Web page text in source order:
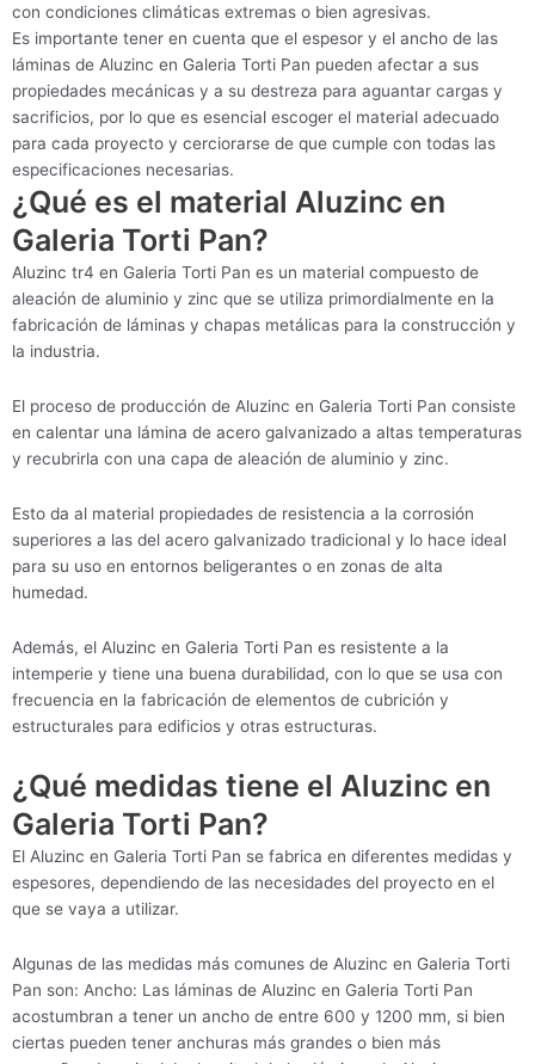
con condiciones climáticas extremas o bien agresivas.
Es importante tener en cuenta que el espesor y el ancho de las
láminas de Aluzinc en Galeria Torti Pan pueden afectar a sus
propiedades mecánicas y a su destreza para aguantar cargas y
sacrificios, por lo que es esencial escoger el material adecuado
para cada proyecto y cerciorarse de que cumple con todas las
especificaciones necesarias.
¿Qué es el material Aluzinc en
Galeria Torti Pan?
Aluzinc tr4 en Galeria Torti Pan es un material compuesto de
aleación de aluminio y zinc que se utiliza primordialmente en la
fabricación de láminas y chapas metálicas para la construcción y
la industria.
El proceso de producción de Aluzinc en Galeria Torti Pan consiste
en calentar una lámina de acero galvanizado a altas temperaturas
y recubrirla con una capa de aleación de aluminio y zinc.
Esto da al material propiedades de resistencia a la corrosión
superiores a las del acero galvanizado tradicional y lo hace ideal
para su uso en entornos beligerantes o en zonas de alta
humedad.
Además, el Aluzinc en Galeria Torti Pan es resistente a la
intemperie y tiene una buena durabilidad, con lo que se usa con
frecuencia en la fabricación de elementos de cubrición y
estructurales para edificios y otras estructuras.
¿Qué medidas tiene el Aluzinc en
Galeria Torti Pan?
El Aluzinc en Galeria Torti Pan se fabrica en diferentes medidas y
espesores, dependiendo de las necesidades del proyecto en el
que se vaya a utilizar.
Algunas de las medidas más comunes de Aluzinc en Galeria Torti
Pan son: Ancho: Las láminas de Aluzinc en Galeria Torti Pan
acostumbran a tener un ancho de entre 600 y 1200 mm, si bien
ciertas pueden tener anchuras más grandes o bien más